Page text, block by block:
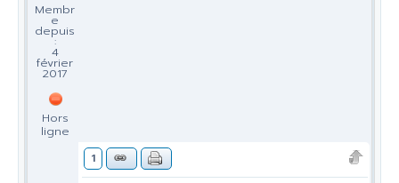
Membr
e
depuis
:
4
février
2017
Hors
ligne
1